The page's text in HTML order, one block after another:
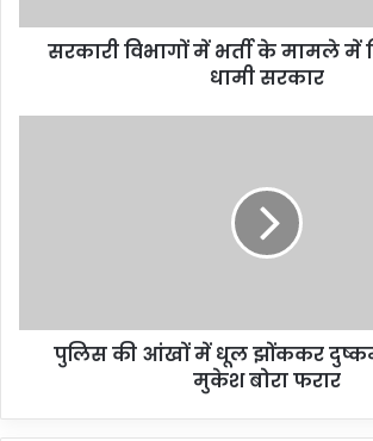
सरकारी विभागों में भर्ती के मामले में
धामी सरकार
पुलिस की आंखों में धूल झोंककर
मुकेश बोरा फरार